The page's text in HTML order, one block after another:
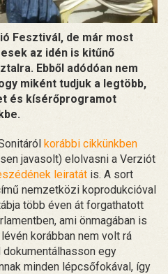
Fesztivál, de már most
az idén is kitűnő
Ebből adódóan nem
miként tudjuk a legtöbb,
és kísérőprogramot
korábbi cikkünkben
javasolt) elolvasni a Verziót
leiratát is. A sort
nemzetközi koprodukcióval
több éven át forgathatott
ami önmagában is
korábban nem volt rá
dokumentálhasson egy
minden lépcsőfokával, így